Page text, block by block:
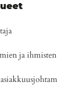
ja